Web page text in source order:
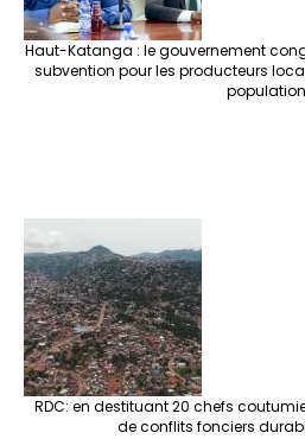
Haut-Katanga : le gouvernement
subvention pour les producteurs
population
RDC: en destituant 20 chefs
de conflits fonciers